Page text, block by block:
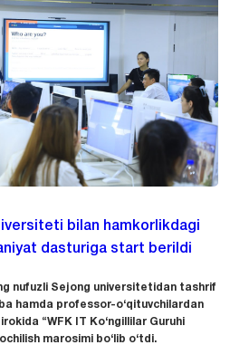
bilan hamkorlikdagi
dasturiga start berildi
nufuzli Sejong universitetidan tashrif
hamda professor-o‘qituvchilardan
“WFK IT Ko‘ngillilar Guruhi
marosimi bo‘lib o‘tdi.